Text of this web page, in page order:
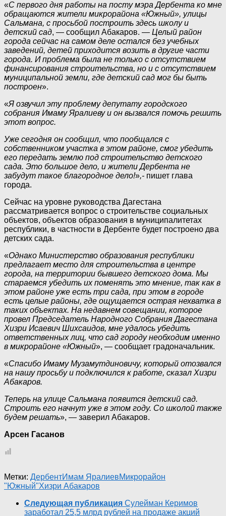
«С первого дня работы на посту мэра Дербента ко мне
обращаются жители микрорайона «Южный», улицы
Сальмана, с просьбой построить здесь школу и
детский сад, — сообщил Абакаров. — Целый район
города сейчас на самом деле остался без учебных
заведений, детей приходится возить в другие части
города. И проблема была не только с отсутствием
финансирования строительства, но и с отсутствием
муниципальной земли, где детский сад мог бы быть
построен».
«Я озвучил эту проблему депутату городского
собрания Имаму Яралиеву и он вызвался помочь решить
этот вопрос.
Уже сегодня он сообщил, что пообщался с
собственником участка в этом районе, смог убедить
его передать землю под строительство детского
сада. Это большое дело, и жители Дербента не
забудут такое благородное дело!»,- пишет глава
города.
Сейчас на уровне руководства Дагестана
рассматривается вопрос о строительстве социальных
объектов, объектов образования в муниципалитетах
республики, в частности в Дербенте будет построено два
детских сада.
«Однако Министерство образования республики
предлагает место для строительства в центре
города, на территории бывшего детского дома. Мы
стараемся убедить их поменять это мнение, так как в
этом районе уже есть три сада, при этом в городе
есть целые районы, где ощущается острая нехватка в
таких объектах. На недавнем совещании, которое
провел Председатель Народного Собрания Дагестана
Хизри Исаевич Шихсаидов, мне удалось убедить
ответственных лиц, что сад городу необходим именно
в микрорайоне «Южный», — сообщает градоначальник.
«Спасибо Имаму Музамутдиновичу, который отозвался
на нашу просьбу и подключился к работе, сказал Хизри
Абакаров.
Теперь на улице Сальмана появится детский сад.
Строить его начнут уже в этом году. Со школой также
будем решать», — заверил Абакаров.
Арсен Гасанов
Метки: ДербентИмам ЯралиевМикрорайон
"Южный"Хизри Абакаров
Следующая публикация Сулейман Керимов
заработал 25,5 млрд рублей на продаже акций